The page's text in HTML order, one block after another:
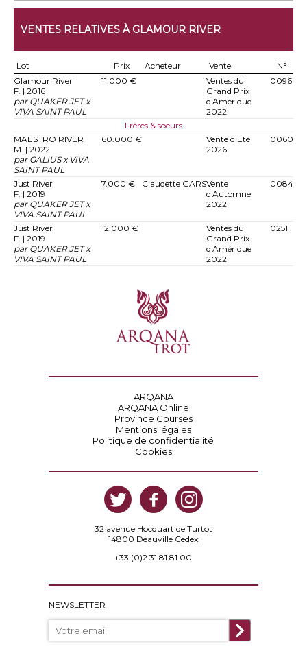
VENTES RELATIVES À GLAMOUR RIVER
Lot Prix Acheteur Vente
N°
Glamour River
F. | 2016
par QUAKER JET x
VIVA SAINT PAUL
11.000 €
Ventes du
Grand Prix
d'Amérique
2022
0096
Frères & soeurs
MAESTRO RIVER
M. | 2022
par GALIUS x VIVA
SAINT PAUL
60.000 €
Vente d'Eté
2026
0060
Just River
F. | 2019
par QUAKER JET x
VIVA SAINT PAUL
7.000 € Claudette GARSVente
d'Automne
2022
0084
Just River
F. | 2019
par QUAKER JET x
VIVA SAINT PAUL
12.000 €
Ventes du
Grand Prix
d'Amérique
2022
0251
ARQANA
ARQANA Online
Province Courses
Mentions légales
Politique de confidentialité
Cookies
32 avenue Hocquart de Turtot
14800 Deauville Cedex
+33 (0)2 31 81 81 00
NEWSLETTER